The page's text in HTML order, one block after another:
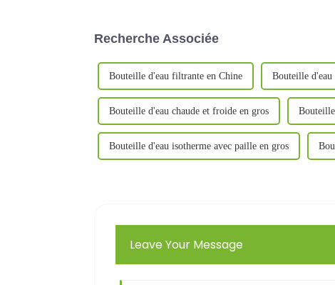
Recherche Associée
Bouteille d'eau filtrante en Chine Bouteille
Bouteille d'eau chaude et froide en gros
Bouteille d'eau isotherme avec paille en gros
Leave Your Message